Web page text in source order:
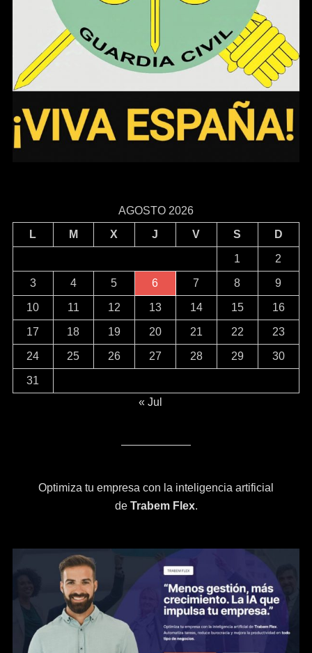
AGOSTO 2026
L
M X J V S D
1 2
3 4 5 6 7 8 9
10 11 12 13 14 15 16
17 18 19 20 21 22 23
24 25 26 27 28 29 30
31
« Jul
Optimiza tu empresa con la inteligencia artificial
de Trabem Flex.